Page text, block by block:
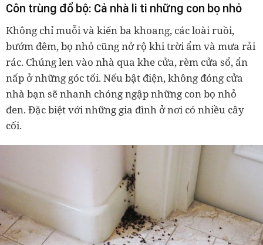
Côn trùng đổ bộ: Cả nhà li ti những con bọ nhỏ
Không chỉ muỗi và kiến ba khoang, các loài ruồi,
bướm đêm, bọ nhỏ cũng nở rộ khi trời ẩm và mưa rải
rác. Chúng len vào nhà qua khe cửa, rèm cửa sổ, ẩn
nấp ở những góc tối. Nếu bật điện, không đóng cửa
nhà bạn sẽ nhanh chóng ngập những con bọ nhỏ
đen. Đặc biệt với những gia đình ở nơi có nhiều cây
cối.